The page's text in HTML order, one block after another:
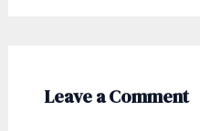
Leave a Comment